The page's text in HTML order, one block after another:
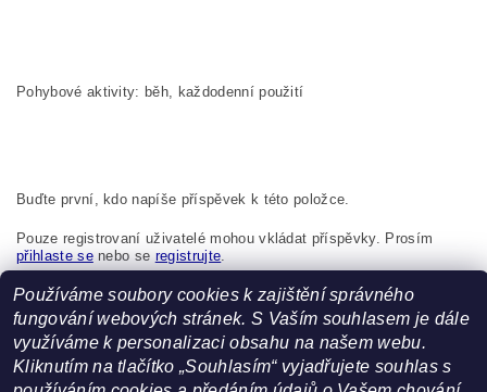
Pohybové aktivity: běh, každodenní použití
Buďte první, kdo napíše příspěvek k této položce.
Pouze registrovaní uživatelé mohou vkládat příspěvky. Prosím
přihlaste senebo se registrujte.
Boma s.r.o., K Bytovkám 222 Kunice 251 63 Česká republika,
info@boma.cz
Používáme soubory cookies k zajištění správného
fungování webových stránek. S Vaším souhlasem je dále
využíváme k personalizaci obsahu na našem webu.
Kliknutím na tlačítko „Souhlasím“ vyjadřujete souhlas s